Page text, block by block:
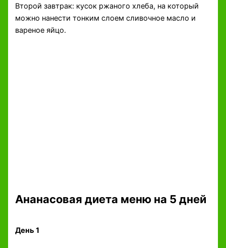
Второй завтрак: кусок ржаного хлеба, на который
можно нанести тонким слоем сливочное масло и
вареное яйцо.
Ананасовая диета меню на 5 дней
День 1